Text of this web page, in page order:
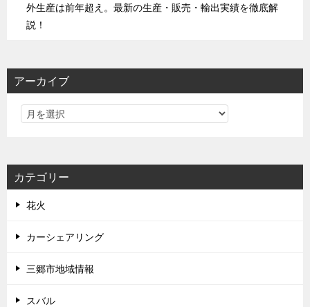
外生産は前年超え。最新の生産・販売・輸出実績を徹底解
説！
アーカイブ
カテゴリー
花火
カーシェアリング
三郷市地域情報
スバル